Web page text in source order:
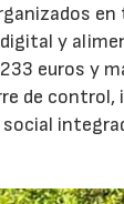
y
euros y
de control,